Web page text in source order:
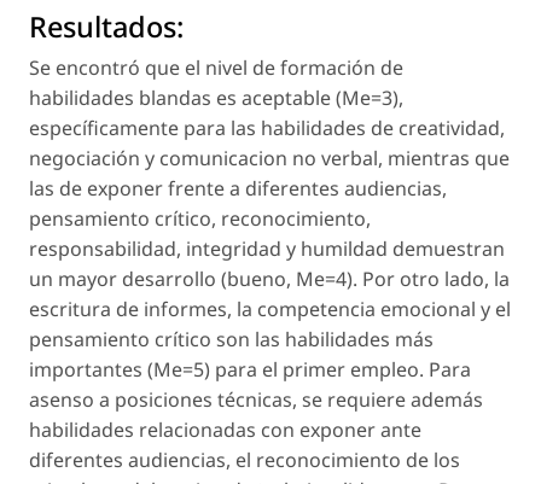
Resultados:
Se encontró que el nivel de formación de
habilidades blandas es aceptable (Me=3),
específicamente para las habilidades de creatividad,
negociación y comunicacion no verbal, mientras que
las de exponer frente a diferentes audiencias,
pensamiento crítico, reconocimiento,
responsabilidad, integridad y humildad demuestran
un mayor desarrollo (bueno, Me=4). Por otro lado, la
escritura de informes, la competencia emocional y el
pensamiento crítico son las habilidades más
importantes (Me=5) para el primer empleo. Para
asenso a posiciones técnicas, se requiere además
habilidades relacionadas con exponer ante
diferentes audiencias, el reconocimiento de los